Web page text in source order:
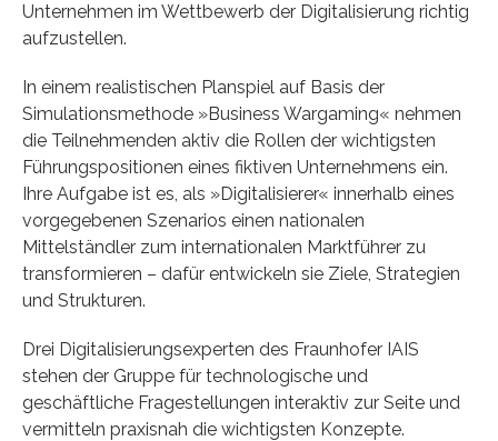
Unternehmen im Wettbewerb der Digitalisierung richtig
aufzustellen.
In einem realistischen Planspiel auf Basis der
Simulationsmethode »Business Wargaming« nehmen
die Teilnehmenden aktiv die Rollen der wichtigsten
Führungspositionen eines fiktiven Unternehmens ein.
Ihre Aufgabe ist es, als »Digitalisierer« innerhalb eines
vorgegebenen Szenarios einen nationalen
Mittelständler zum internationalen Marktführer zu
transformieren – dafür entwickeln sie Ziele, Strategien
und Strukturen.
Drei Digitalisierungsexperten des Fraunhofer IAIS
stehen der Gruppe für technologische und
geschäftliche Fragestellungen interaktiv zur Seite und
vermitteln praxisnah die wichtigsten Konzepte.